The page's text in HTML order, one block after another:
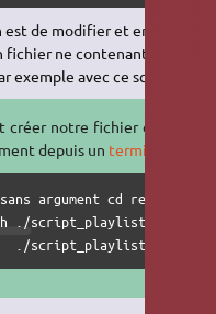
de modifier et enregistrer
fichier ne contenant que la
exemple avec ce script :
créer notre fichier de script
depuis un terminal
argument cd renvoie au
./script_playlist_free.sh
./script_playlist_free.sh